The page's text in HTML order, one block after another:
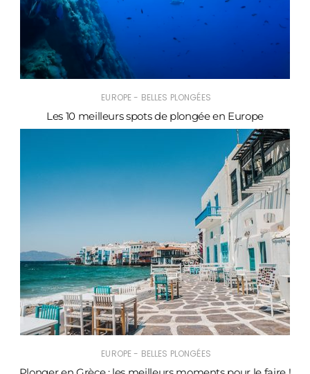
EUROPE - BELLES PLONGÉES
Les 10 meilleurs spots de plongée en Europe
EUROPE - BELLES PLONGÉES